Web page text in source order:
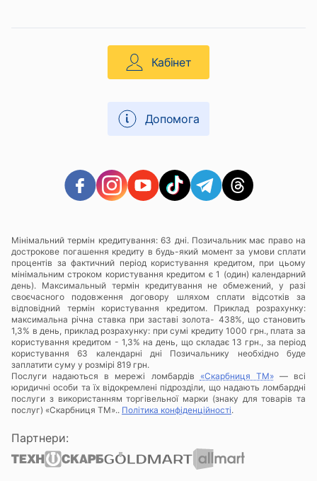
Кабінет
Допомога
Мінімальний термін кредитування: 63 дні. Позичальник має право на
дострокове погашення кредиту в будь-який момент за умови сплати
процентів за фактичний період користування кредитом, при цьому
мінімальним строком користування кредитом є 1 (один) календарний
день). Максимальный термін кредитування не обмежений, у разі
своєчасного подовження договору шляхом сплати відсотків за
відповідний термін користування кредитом. Приклад розрахунку:
максимальна річна ставка при заставі золота- 438%, що становить
1,3% в день, приклад розрахунку: при сумі кредиту 1000 грн., плата за
користування кредитом - 1,3% на день, що складає 13 грн., за період
користування 63 календарні дні Позичальнику необхідно буде
заплатити суму у розмірі 819 грн.
Послуги надаються в мережі ломбардів «Скарбниця ТМ»— всі
юридичні особи та їх відокремлені підрозділи, що надають ломбардні
послуги з використанням торгівельної марки (знаку для товарів та
послуг) «Скарбниця ТМ».. Політика конфіденційності.
Партнери: